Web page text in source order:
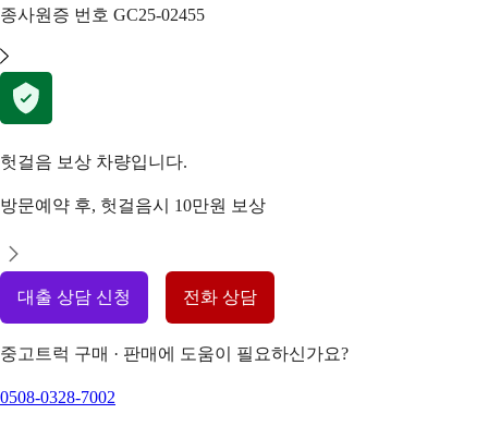
종사원증 번호 GC25-02455
헛걸음 보상 차량입니다.
방문예약 후, 헛걸음시 10만원 보상
대출 상담 신청 전화 상담
중고트럭 구매 · 판매에 도움이 필요하신가요?
0508-0328-7002